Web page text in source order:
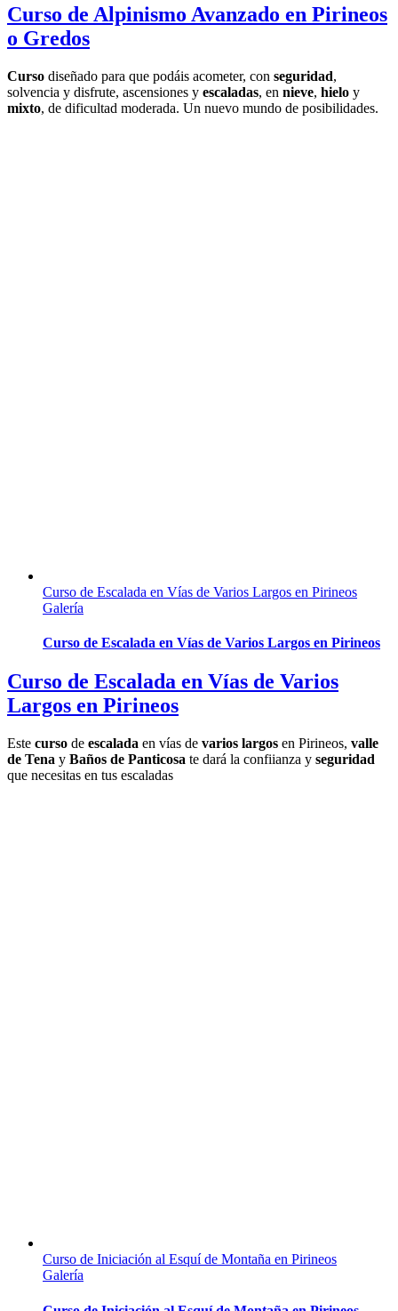
Curso de Alpinismo Avanzado en Pirineos
o Gredos
Curso diseñado para que podáis acometer, con seguridad,
solvencia y disfrute, ascensiones y escaladas, en nieve, hielo y
mixto, de dificultad moderada. Un nuevo mundo de posibilidades.
Curso de Escalada en Vías de Varios Largos en Pirineos
Galería
Curso de Escalada en Vías de Varios Largos en Pirineos
Curso de Escalada en Vías de Varios
Largos en Pirineos
Este curso de escalada en vías de varios largos en Pirineos, valle
de Tena y Baños de Panticosa te dará la confiianza y seguridad
que necesitas en tus escaladas
Curso de Iniciación al Esquí de Montaña en Pirineos
Galería